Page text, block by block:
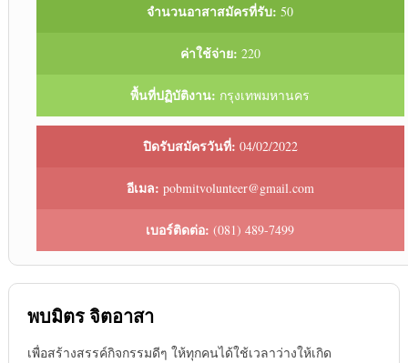
จำนวนอาสาสมัครที่รับ: 50
ค่าใช้จ่าย: 220
พื้นที่ปฏิบัติงาน: กรุงเทพมหานคร
ปิดรับสมัครวันที่: 04/02/2022
อีเมล: pobmitvolunteer@gmail.com
เบอร์ติดต่อ: (081) 489-7499
พบมิตร จิตอาสา
เพื่อสร้างสรรค์กิจกรรมดีๆ ให้ทุกคนได้ใช้เวลาว่างให้เกิด